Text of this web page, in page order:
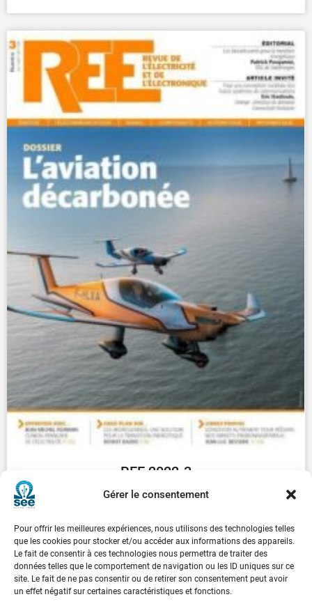
Gérer le consentement
Pour offrir les meilleures expériences, nous utilisons des technologies telles
que les cookies pour stocker et/ou accéder aux informations des appareils.
Le fait de consentir à ces technologies nous permettra de traiter des
données telles que le comportement de navigation ou les ID uniques sur ce
site. Le fait de ne pas consentir ou de retirer son consentement peut avoir
un effet négatif sur certaines caractéristiques et fonctions.
REE 2022-3
€30.00
1 2 3 4 5 6 7 8 ... 9
Suivant